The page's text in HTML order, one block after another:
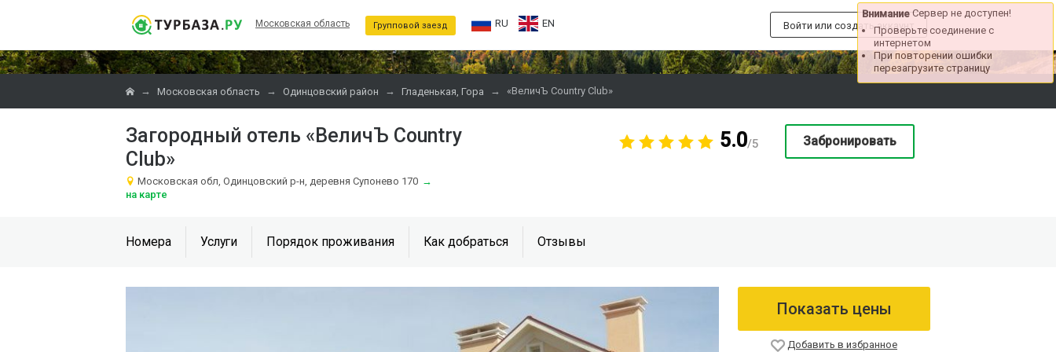
Внимание Сервер не доступен!
Проверьте соединение с
интернетом
При повторении ошибки
перезагрузите страницу
Московская область Групповой заезд RU EN Войти или создать аккаунт
→ Московская область → Одинцовский район → Гладенькая, Гора → «ВеличЪ Country Club»
Загородный отель «ВеличЪ Country
Club»
Московская обл, Одинцовский р-н, деревня Супонево 170 →
на карте
5.0/5 Забронировать
Номера Услуги Порядок проживания Как добраться Отзывы
Показать цены
Добавить в избранное